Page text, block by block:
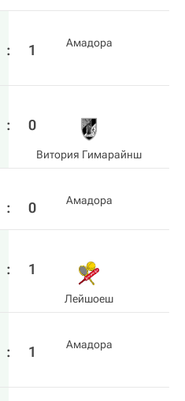
: 1 Амадора
: 0
Витория Гимарайнш
: 0 Амадора
: 1
Лейшоеш
: 1 Амадора